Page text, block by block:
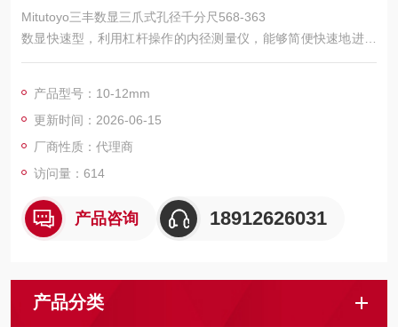
Mitutoyo三丰数显三爪式孔径千分尺568-363
数显快速型，利用杠杆操作的内径测量仪，能够简便快速地进行
测量。
性，并能让仪器测量到盲孔的底部。
&amp;amp;amp;#183;三爪接触测头保证可以获得高度可重复的
测量数据。
&amp;amp;amp;#183;线性编码器能够避免超速误差。
产品型号：10-12mm
更新时间：2026-06-15
厂商性质：代理商
访问量：614
产品咨询 18912626031
产品分类